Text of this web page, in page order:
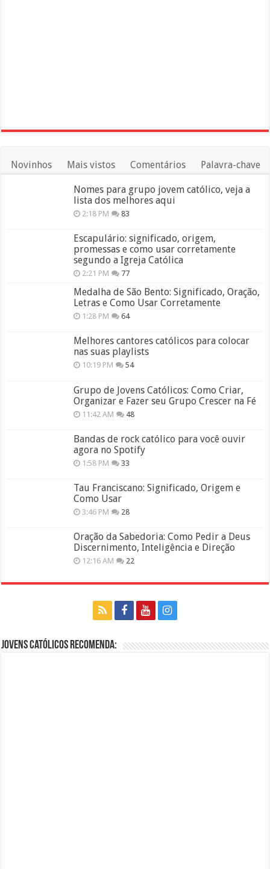
Novinhos Mais vistos Comentários Palavra-chave
Nomes para grupo jovem católico, veja a
lista dos melhores aqui
2:18 PM 83
Escapulário: significado, origem,
promessas e como usar corretamente
segundo a Igreja Católica
2:21 PM 77
Medalha de São Bento: Significado, Oração,
Letras e Como Usar Corretamente
1:28 PM 64
Melhores cantores católicos para colocar
nas suas playlists
10:19 PM 54
Grupo de Jovens Católicos: Como Criar,
Organizar e Fazer seu Grupo Crescer na Fé
11:42 AM 48
Bandas de rock católico para você ouvir
agora no Spotify
1:58 PM 33
Tau Franciscano: Significado, Origem e
Como Usar
3:46 PM 28
Oração da Sabedoria: Como Pedir a Deus
Discernimento, Inteligência e Direção
12:16 AM 22
Jovens Católicos Recomenda: